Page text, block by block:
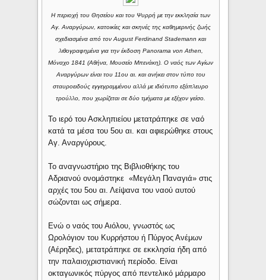
Η περιοχή του Θησείου και του Ψυρρή με την εκκλησία των
Αγ. Αναργύρων, κατοικίες και σκηνές της καθημερινής ζωής
σχεδιασμένα από τον August Ferdinand Stademann και
λιθογραφημένα για την έκδοση Panorama von Athen,
Μόναχο 1841 (Aθήνα, Μουσείο Μπενάκη). O ναός των Αγίων
Αναργύρων είναι του 11ου αι. και ανήκει στον τύπο του
σταυροειδούς εγγεγραμμένου αλλά με ιδιότυπο εξάπλευρο
τρούλλο, που χωρίζεται σε δύο τμήματα με εξέχον γείσο.
Το ιερό του Ασκληπιείου μετατράπηκε σε ναό
κατά τα μέσα του 5ου αι. και αφιερώθηκε στους
Αγ. Αναργύρους.
Το αναγνωστήριο της Βιβλιοθήκης του
Αδριανού ονομάστηκε «Μεγάλη Παναγιά» στις
αρχές του 5ου αι. Λείψανα του ναού αυτού
σώζονται ως σήμερα.
Ενώ ο ναός του Αιόλου, γνωστός ως
Ωρολόγιον του Κυρρήστου ή Πύργος Ανέμων
(Αέρηδες), μετατράπηκε σε εκκλησία ήδη από
την παλαιοχριστιανική περίοδο. Είναι
οκταγωνικός πύργος από πεντελικό μάρμαρο